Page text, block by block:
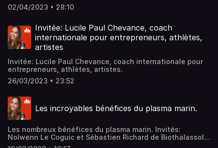
02/04/2023 • 28:10
Invitée: Lucile Paul Chevance, coach
internationale pour entrepreneurs, athlètes,
artistes
Invitée: Lucile Paul Chevance, coach internationale pour
entrepreneurs, athlètes, artistes.
26/03/2023 • 23:52
Les incroyables bénéfices du plasma marin.
Les nombreux bénéfices du plasma marin. Invités:
Nolwenn Le Coguic et Sébastien Richard de Biothalassol,
récoltant et fabricant.